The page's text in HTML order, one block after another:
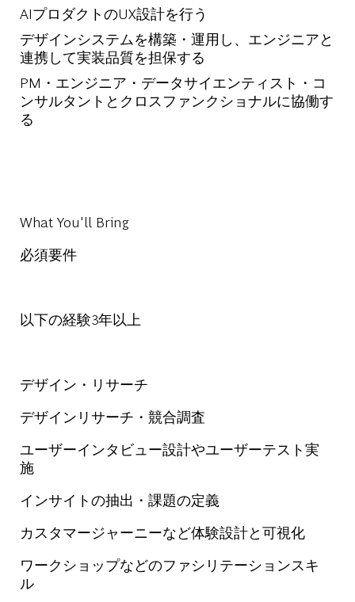
AIプロダクトのUX設計を行う
デザインシステムを構築・運用し、エンジニアと
連携して実装品質を担保する
PM・エンジニア・データサイエンティスト・コ
ンサルタントとクロスファンクショナルに協働す
る
What You'll Bring
必須要件
以下の経験3年以上
デザイン・リサーチ
デザインリサーチ・競合調査
ユーザーインタビュー設計やユーザーテスト実
施
インサイトの抽出・課題の定義
カスタマージャーニーなど体験設計と可視化
ワークショップなどのファシリテーションスキ
ル